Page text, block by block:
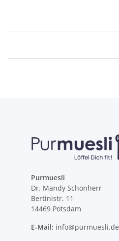
Purmuesli
Dr. Mandy Schönherr
Bertinistr. 11
14469 Potsdam
E-Mail: info@purmuesli.de